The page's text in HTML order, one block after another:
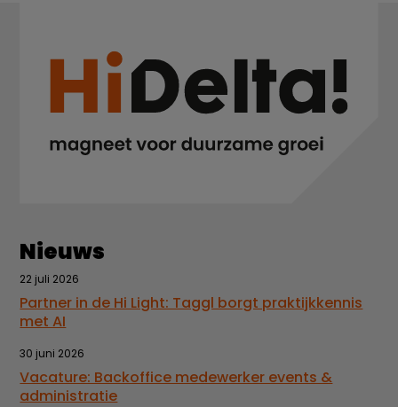
Nieuws
22 juli 2026
Partner in de Hi Light: Taggl borgt praktijkkennis
met AI
30 juni 2026
Vacature: Backoffice medewerker events &
administratie